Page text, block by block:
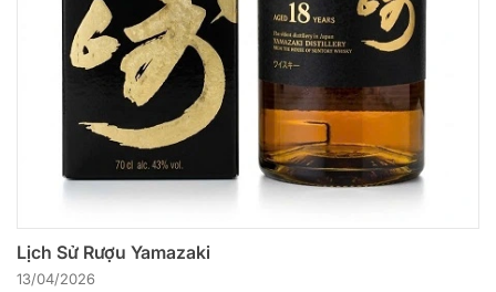
Lịch Sử Rượu Yamazaki
13/04/2026